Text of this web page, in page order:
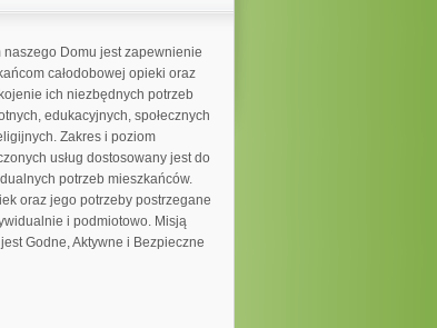
naszego Domu jest zapewnienie
całodobowej opieki oraz
ich niezbędnych potrzeb
edukacyjnych, społecznych
Zakres i poziom
usług dostosowany jest do
potrzeb mieszkańców.
oraz jego potrzeby postrzegane
i podmiotowo. Misją
Godne, Aktywne i Bezpieczne